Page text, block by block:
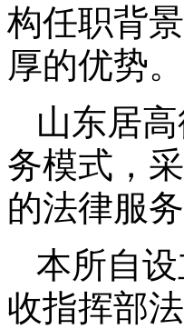
构任职背
厚的优势。
山东居
务模式，
的法律服务
本所自
收指挥部